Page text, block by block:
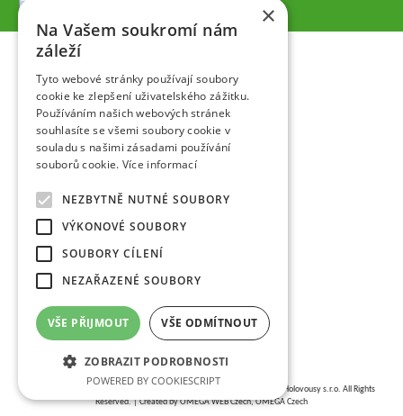
VŠÚO | Výzkumný a šlechtitelský ústav ovocnářský Holovousy s.r.o. All Rights
Reserved. | Created byOMEGA WEB Czech, OMEGA Czech
×
Na Vašem soukromí nám
záleží
Tyto webové stránky používají soubory
cookie ke zlepšení uživatelského zážitku.
Používáním našich webových stránek
souhlasíte se všemi soubory cookie v
souladu s našimi zásadami používání
souborů cookie. Více informací
NEZBYTNĚ NUTNÉ SOUBORY
VÝKONOVÉ SOUBORY
SOUBORY CÍLENÍ
NEZAŘAZENÉ SOUBORY
VŠE PŘIJMOUT VŠE ODMÍTNOUT
ZOBRAZIT PODROBNOSTI
POWERED BY COOKIESCRIPT